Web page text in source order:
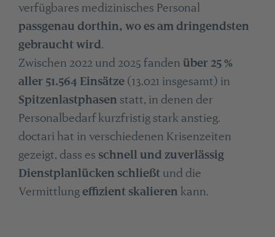
verfügbares medizinisches Personal
passgenau dorthin, wo es am dringendsten
gebraucht wird.
Zwischen 2022 und 2025 fanden über 25 %
aller 51.564 Einsätze(13.021 insgesamt) in
Spitzenlastphasen statt, in denen der
Personalbedarf kurzfristig stark anstieg.
doctari hat in verschiedenen Krisenzeiten
gezeigt, dass es schnell und zuverlässig
Dienstplanlücken schließtund die
Vermittlung effizient skalieren kann.